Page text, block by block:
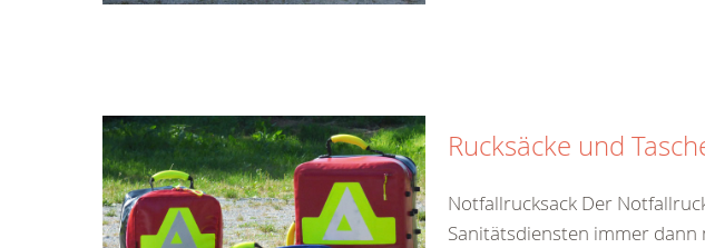
Rucksäcke und
Notfallrucksack Der
Sanitätsdiensten immer